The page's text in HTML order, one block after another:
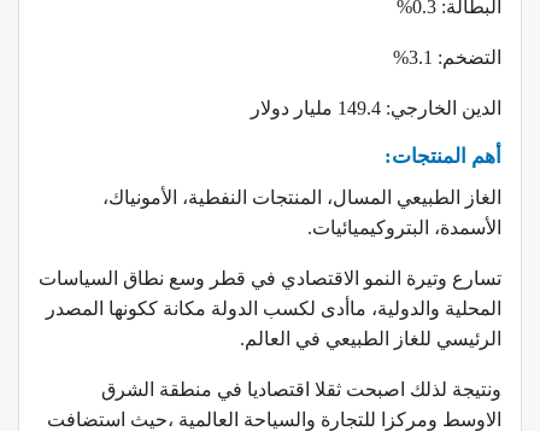
البطالة: 0.3%
التضخم: 3.1%
الدين الخارجي: 149.4 مليار دولار
أهم المنتجات:
الغاز الطبيعي المسال، المنتجات النفطية، الأمونياك،
الأسمدة، البتروكيميائيات.
تسارع وتيرة النمو الاقتصادي في قطر وسع نطاق السياسات
المحلية والدولية، ماأدى لكسب الدولة مكانة ككونها المصدر
الرئيسي للغاز الطبيعي في العالم.
ونتيجة لذلك اصبحت ثقلا اقتصاديا في منطقة الشرق
الاوسط ومركزا للتجارة والسياحة العالمية ،حيث استضافت